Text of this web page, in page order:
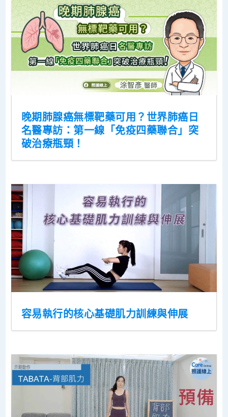
晚期肺腺癌無標靶藥可用？世界肺癌日
名醫專訪：第一線「免疫四藥聯合」突
破治療瓶頸！
容易執行的核心基礎肌力訓練與伸展